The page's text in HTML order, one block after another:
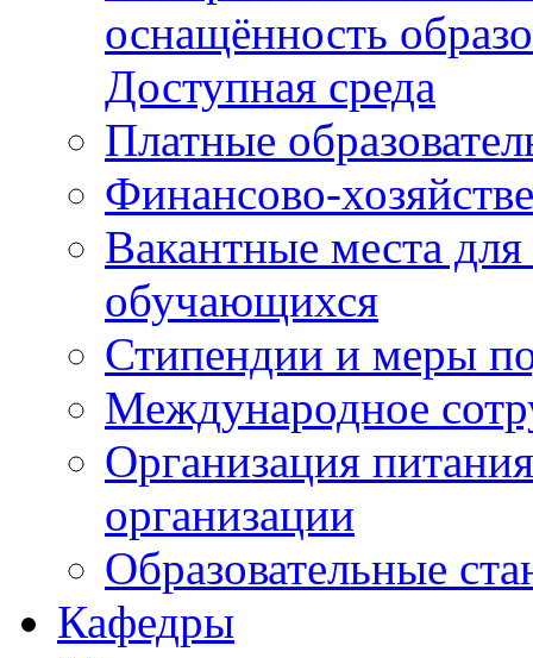
оснащённость
Доступная среда
Платные
Финансово-
Вакантные места
обучающихся
Стипендии и меры
Международное
Организация
организации
Образовательные
Кафедры